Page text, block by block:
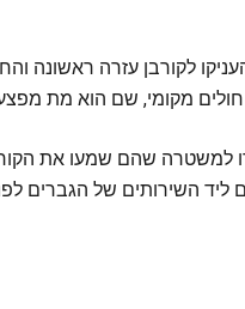
לקורבן עזרה ראשונה
חולים מקומי, שם הוא מת
ליד השירותים של הגברים